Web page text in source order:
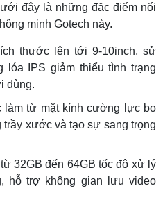
đây là những đặc điểm nổi
minh Gotech này.
thước lên tới 9-10inch, sử
lóa IPS giảm thiểu tình trạng
dùng.
làm từ mặt kính cường lực bo
trầy xước và tạo sự sang trọng
32GB đến 64GB tốc độ xử lý
hỗ trợ không gian lưu video